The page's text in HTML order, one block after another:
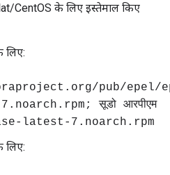
CentOS के लिए इस्तेमाल किए
लिए:
pub/epel/
सूडो आरपीएम
latest-7.noarch.rpm
लिए: